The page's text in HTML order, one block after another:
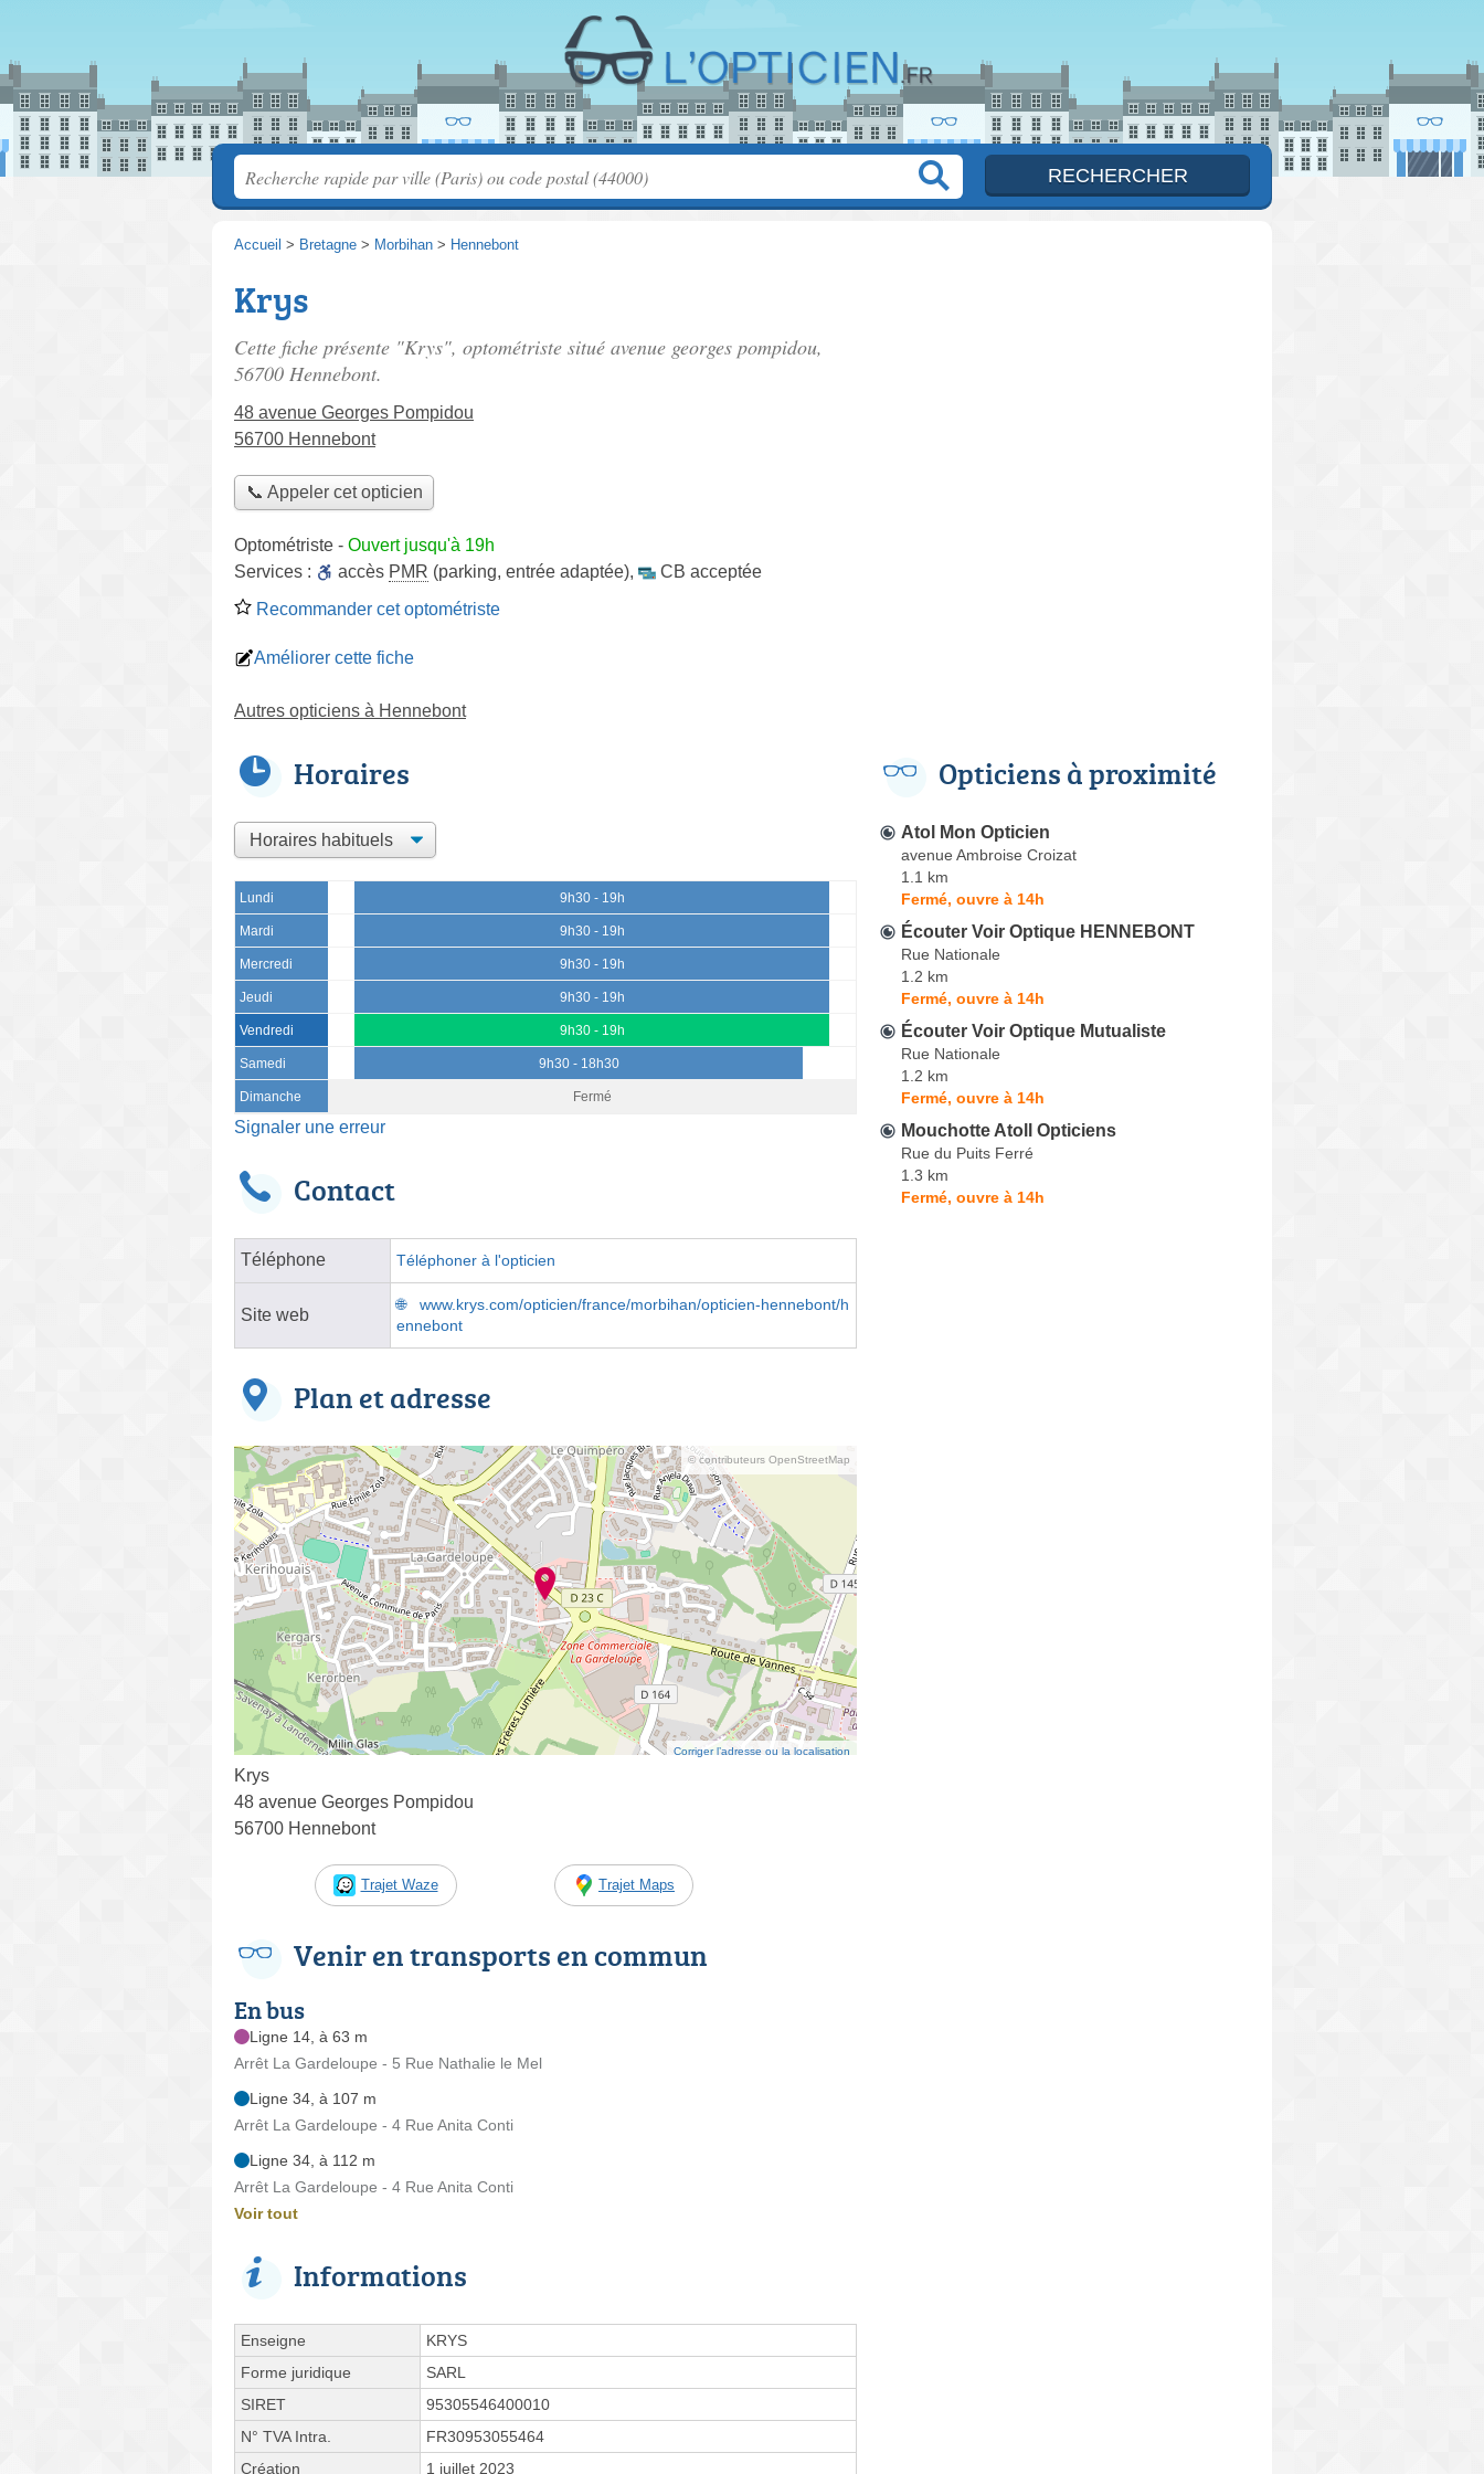
Accueil > Bretagne > Morbihan > Hennebont
Krys
Cette fiche présente "Krys", optométriste situé avenue georges pompidou,
56700 Hennebont.
48 avenue Georges Pompidou
56700 Hennebont
📞 Appeler cet opticien
Optométriste - Ouvert jusqu'à 19h
Services :
accès PMR (parking, entrée adaptée),
CB acceptée
Recommander cet optométriste
Améliorer cette fiche
Autres opticiens à Hennebont
Horaires
Lundi 9h30 - 19h
Mardi 9h30 - 19h
Mercredi 9h30 - 19h
Jeudi 9h30 - 19h
Vendredi 9h30 - 19h
Samedi 9h30 - 18h30
Dimanche Fermé
Signaler une erreur
Contact
Téléphone Téléphoner à l'opticien
Site web
www.krys.com/opticien/france/morbihan/opticien-hennebont/h
ennebont
Plan et adresse
© contributeurs OpenStreetMap
Corriger l’adresse ou la localisation
Krys
48 avenue Georges Pompidou
56700 Hennebont
Trajet Waze Trajet Maps
Venir en transports en commun
En bus
Ligne 14, à 63 m
Arrêt La Gardeloupe - 5 Rue Nathalie le Mel
Ligne 34, à 107 m
Arrêt La Gardeloupe - 4 Rue Anita Conti
Ligne 34, à 112 m
Arrêt La Gardeloupe - 4 Rue Anita Conti
Voir tout
Informations
Enseigne
KRYS
Forme juridique
SARL
SIRET
95305546400010
N° TVA Intra.
FR30953055464
Création
1 juillet 2023
Opticiens à proximité
Atol Mon Opticien
avenue Ambroise Croizat
1.1 km
Fermé, ouvre à 14h
Écouter Voir Optique HENNEBONT
Rue Nationale
1.2 km
Fermé, ouvre à 14h
Écouter Voir Optique Mutualiste
Rue Nationale
1.2 km
Fermé, ouvre à 14h
Mouchotte Atoll Opticiens
Rue du Puits Ferré
1.3 km
Fermé, ouvre à 14h